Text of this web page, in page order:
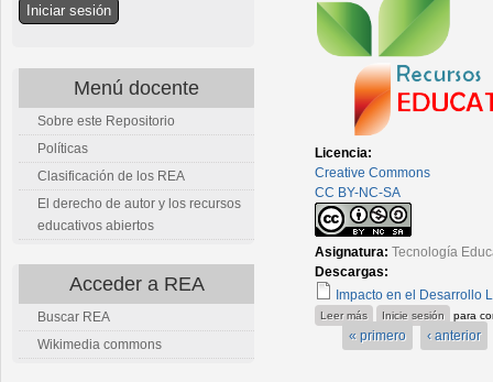
Licencia:
Creative Commons
CC BY-NC-SA
Asignatura: Tecnología
Descargas:
Impacto en el Desarrollo
Leer más sobre Libro Una
Inicie sesión para
« primero ‹ anterior
Menú docente
Sobre este Repositorio
Políticas
Clasificación de los REA
El derecho de autor y los recursos
educativos abiertos
Acceder a REA
Buscar REA
Wikimedia commons